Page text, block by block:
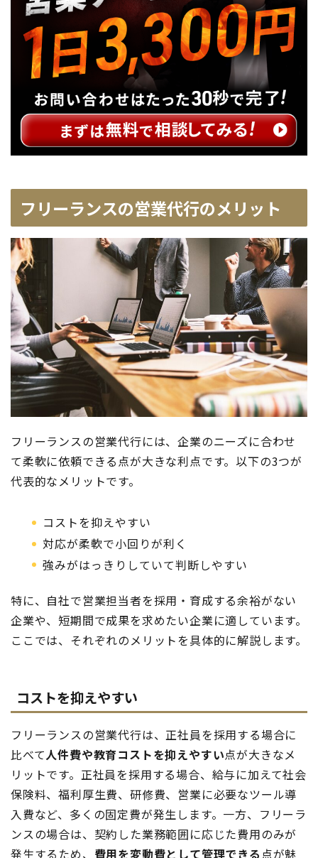
フリーランスの営業代行のメリット
フリーランスの営業代行には、企業のニーズに合わせ
て柔軟に依頼できる点が大きな利点です。以下の3つが
代表的なメリットです。
コストを抑えやすい
対応が柔軟で小回りが利く
強みがはっきりしていて判断しやすい
特に、自社で営業担当者を採用・育成する余裕がない
企業や、短期間で成果を求めたい企業に適しています。
ここでは、それぞれのメリットを具体的に解説します。
コストを抑えやすい
フリーランスの営業代行は、正社員を採用する場合に
比べて人件費や教育コストを抑えやすい点が大きなメ
リットです。正社員を採用する場合、給与に加えて社会
保険料、福利厚生費、研修費、営業に必要なツール導
入費など、多くの固定費が発生します。一方、フリーラ
ンスの場合は、契約した業務範囲に応じた費用のみが
発生するため、 費用を変動費として管理できる 点が魅